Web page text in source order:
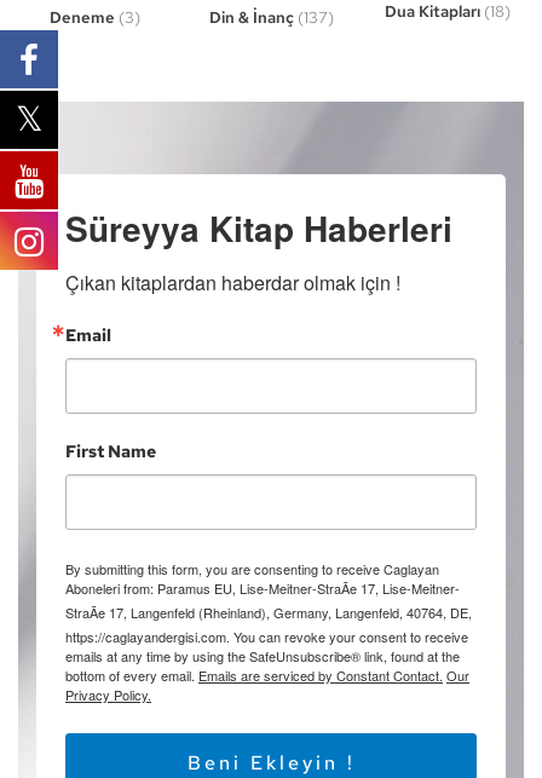
Deneme (3) Din & İnanç (137) Dua Kitapları (18)
Süreyya Kitap Haberleri
Çıkan kitaplardan haberdar olmak için !
Email
First Name
By submitting this form, you are consenting to receive Caglayan
Aboneleri from: Paramus EU, Lise-Meitner-StraÃe 17, Lise-Meitner-
StraÃe 17, Langenfeld (Rheinland), Germany, Langenfeld, 40764, DE,
https://caglayandergisi.com. You can revoke your consent to receive
emails at any time by using the SafeUnsubscribe® link, found at the
bottom of every email. Emails are serviced by Constant Contact. Our
Privacy Policy.
Beni Ekleyin !